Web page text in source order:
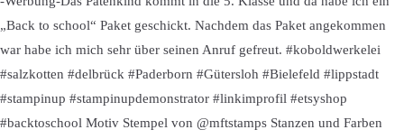
„Back to school“ Paket geschickt. Nachdem das Paket angekommen
war habe ich mich sehr über seinen Anruf gefreut. #koboldwerkelei
#salzkotten #delbrück #Paderborn #Gütersloh #Bielefeld #lippstadt
#stampinup #stampinupdemonstrator #linkimprofil #etsyshop
#backtoschool Motiv Stempel von @mftstamps Stanzen und Farben